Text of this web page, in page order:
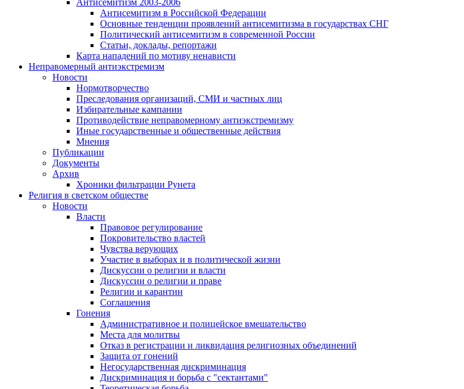
Антисемитизм 2003-2006
Антисемитизм в Российской Федерации
Основные тенденции проявлений антисемитизма в государствах СНГ
Политический антисемитизм в современной России
Статьи, доклады, репортажи
Карта нападений по мотиву ненависти
Неправомерный антиэкстремизм
Новости
Нормотворчество
Преследования организаций, СМИ и частных лиц
Избирательные кампании
Противодействие неправомерному антиэкстремизму
Иные государственные и общественные действия
Мнения
Публикации
Документы
Архив
Хроники фильтрации Рунета
Религия в светском обществе
Новости
Власти
Правовое регулирование
Покровительство властей
Чувства верующих
Участие в выборах и в политической жизни
Дискуссии о религии и власти
Дискуссии о религии и праве
Религии и карантин
Соглашения
Гонения
Административное и полицейское вмешательство
Места для молитвы
Отказ в регистрации и ликвидация религиозных объединений
Защита от гонений
Негосударственная дискриминация
Дискриминация и борьба с "сектантами"